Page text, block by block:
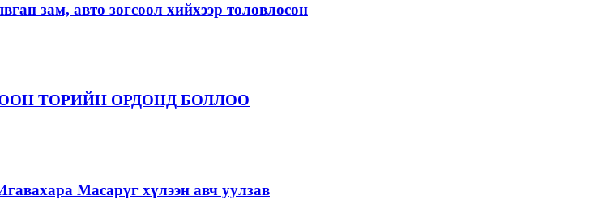
зам, авто зогсоол хийхээр төлөвлөсөн
ТӨРИЙН ОРДОНД БОЛЛОО
Масарүг хүлээн авч уулзав